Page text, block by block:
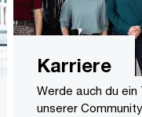
Karriere
Werde auch du ein
unserer